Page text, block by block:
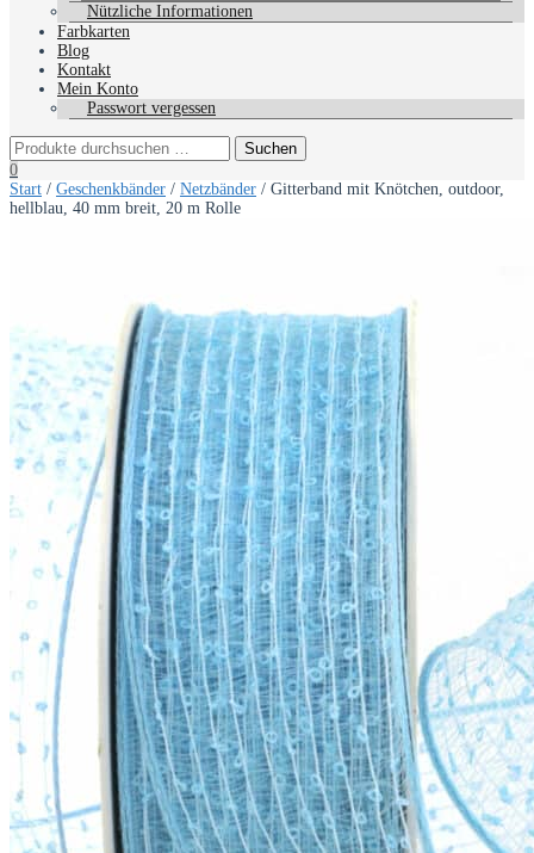
Nützliche Informationen
Farbkarten
Blog
Kontakt
Mein Konto
Passwort vergessen
0
Start / Geschenkbänder / Netzbänder / Gitterband mit Knötchen, outdoor,
hellblau, 40 mm breit, 20 m Rolle